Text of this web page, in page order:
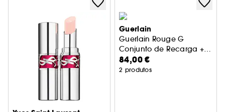
Guerlain
Guerlain Rouge G
Conjunto de Recarga +
Estojo
84,00 €
2 produtos